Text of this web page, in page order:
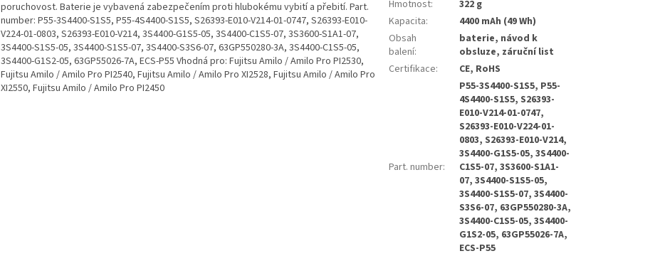
poruchovost. Baterie je vybavená zabezpečením proti hlubokému vybití a přebití. Part.
number: P55-3S4400-S1S5, P55-4S4400-S1S5, S26393-E010-V214-01-0747, S26393-E010-
V224-01-0803, S26393-E010-V214, 3S4400-G1S5-05, 3S4400-C1S5-07, 3S3600-S1A1-07,
3S4400-S1S5-05, 3S4400-S1S5-07, 3S4400-S3S6-07, 63GP550280-3A, 3S4400-C1S5-05,
3S4400-G1S2-05, 63GP55026-7A, ECS-P55 Vhodná pro: Fujitsu Amilo / Amilo Pro PI2530,
Fujitsu Amilo / Amilo Pro PI2540, Fujitsu Amilo / Amilo Pro XI2528, Fujitsu Amilo / Amilo Pro
XI2550, Fujitsu Amilo / Amilo Pro PI2450
Hmotnost:
322 g
Kapacita:
4400 mAh (49 Wh)
Obsah
balení:
baterie, návod k
obsluze, záruční list
Certifikace: CE, RoHS
Part. number:
P55-3S4400-S1S5, P55-
4S4400-S1S5, S26393-
E010-V214-01-0747,
S26393-E010-V224-01-
0803, S26393-E010-V214,
3S4400-G1S5-05, 3S4400-
C1S5-07, 3S3600-S1A1-
07, 3S4400-S1S5-05,
3S4400-S1S5-07, 3S4400-
S3S6-07, 63GP550280-3A,
3S4400-C1S5-05, 3S4400-
G1S2-05, 63GP55026-7A,
ECS-P55